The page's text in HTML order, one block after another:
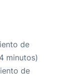
de
minutos)
de